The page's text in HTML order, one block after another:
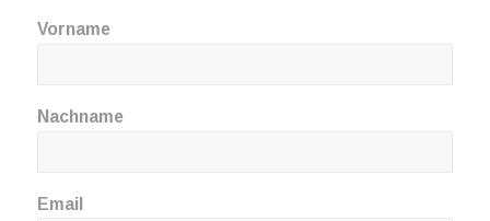
Vorname
Nachname
Email